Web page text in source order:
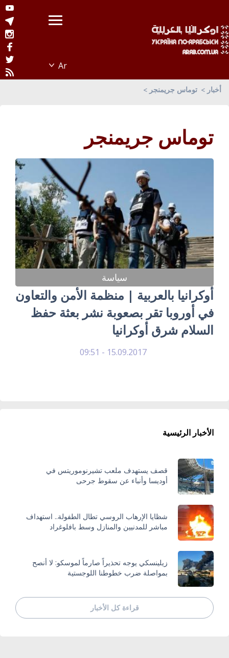
أخبار توماس جريمنجر
توماس جريمنجر
سياسة
أوكرانيا بالعربية | منظمة الأمن والتعاون
في أوروبا تقر بصعوبة نشر بعثة حفظ
السلام شرق أوكرانيا
15.09.2017 - 09:51
الأخبار الرئيسية
قصف يستهدف ملعب تشيرنوموريتس في
أوديسا وأنباء عن سقوط جرحى
شظايا الإرهاب الروسي تطال الطفولة.. استهداف
مباشر للمدنيين والمنازل وسط بافلوغراد
زيلينسكي يوجه تحذيراً صارماً لموسكو: لا أنصح
بمواصلة ضرب خطوطنا اللوجستية
قراءة كل الأخبار